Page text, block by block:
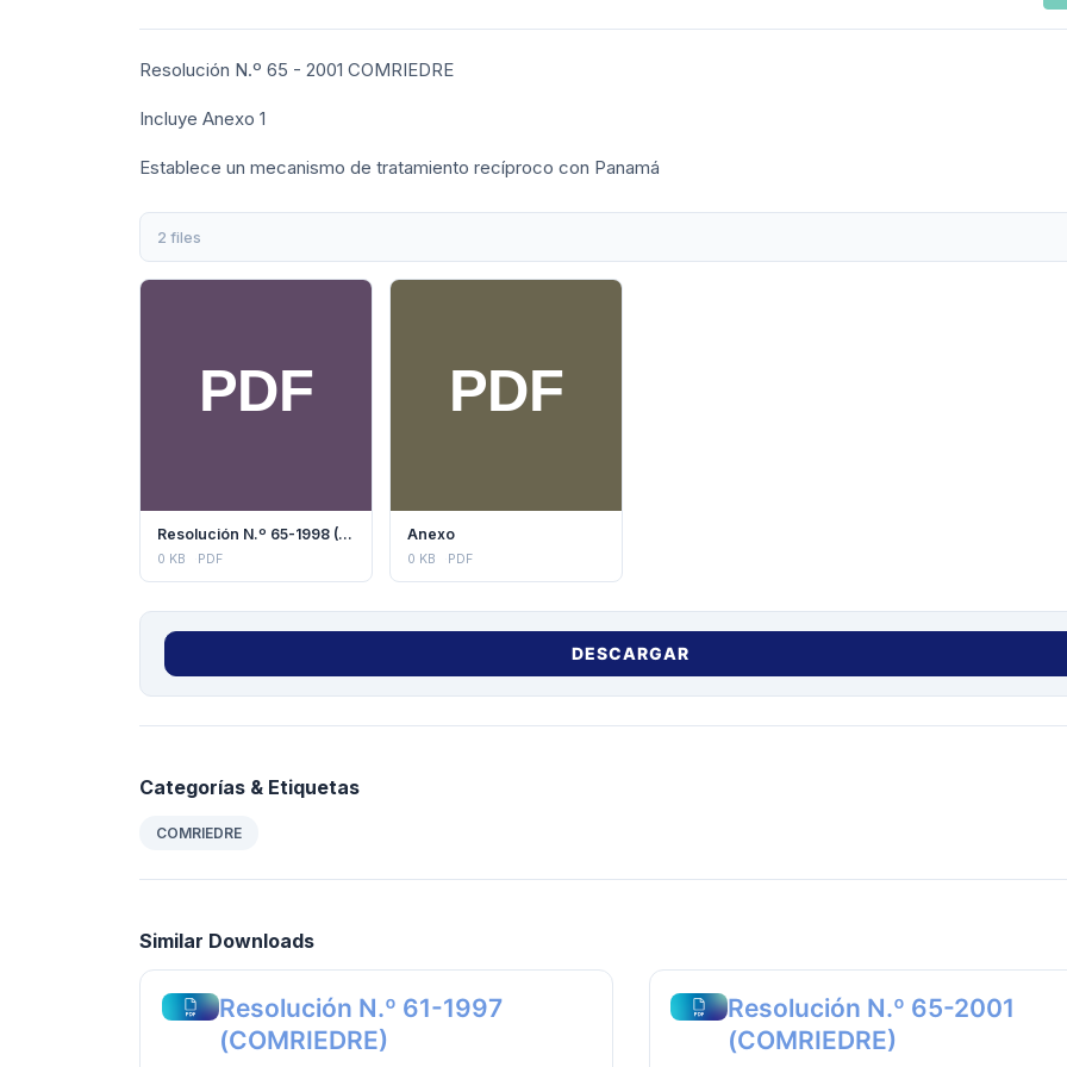
Resolución N.º 65 - 2001 COMRIEDRE
Incluye Anexo 1
Establece un mecanismo de tratamiento recíproco con Panamá
2 files
Resolución N.º 65-1998 (COMRIEDRE)
0 KB PDF
Anexo
0 KB PDF
DESCARGAR
Categorías & Etiquetas
COMRIEDRE
Similar Downloads
Resolución N.º 61-1997
(COMRIEDRE)
Resolución N.º 65-2001
(COMRIEDRE)